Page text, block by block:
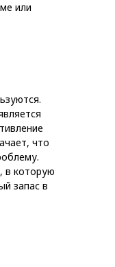
или
что
в которую
запас в